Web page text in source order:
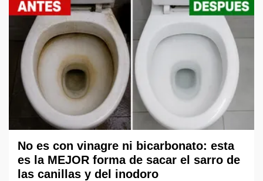
No es con vinagre ni bicarbonato: esta
es la MEJOR forma de sacar el sarro de
las canillas y del inodoro